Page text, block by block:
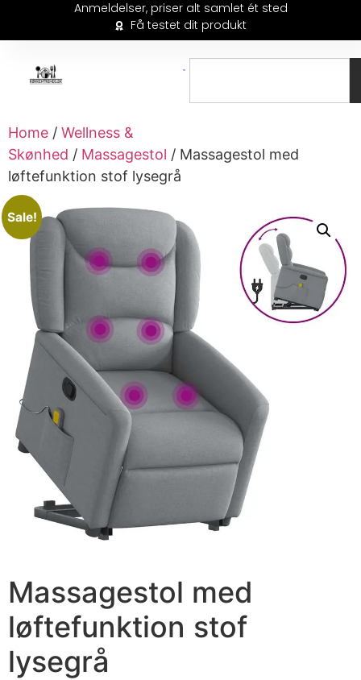
Anmeldelser, priser alt samlet ét sted
Få testet dit produkt
Home / Wellness &
Skønhed / Massagestol / Massagestol med
løftefunktion stof lysegrå
Sale!
Massagestol med
løftefunktion stof
lysegrå